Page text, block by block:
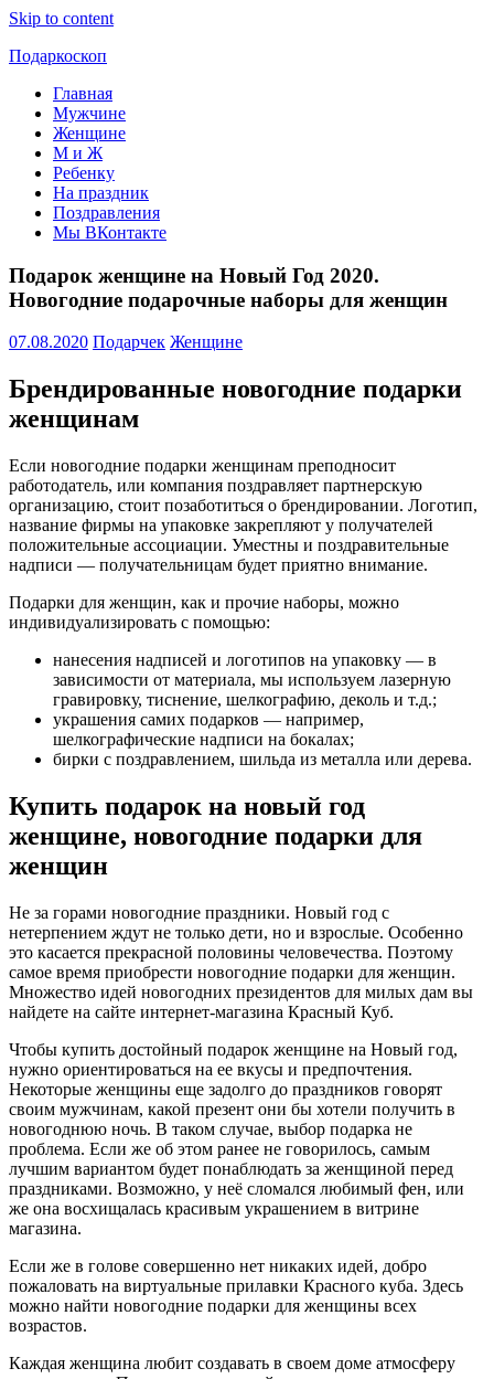
Skip to content
Подаркоскоп
Поможем
выбрать
подарить
Главная
Мужчине
Женщине
М и Ж
Ребенку
На праздник
Поздравления
Мы ВКонтакте
Подарок женщине на Новый Год 2020.
Новогодние подарочные наборы для женщин
07.08.2020 Подарчек Женщине
Брендированные новогодние подарки
женщинам
Если новогодние подарки женщинам преподносит
работодатель, или компания поздравляет партнерскую
организацию, стоит позаботиться о брендировании. Логотип,
название фирмы на упаковке закрепляют у получателей
положительные ассоциации. Уместны и поздравительные
надписи — получательницам будет приятно внимание.
Подарки для женщин, как и прочие наборы, можно
индивидуализировать с помощью:
нанесения надписей и логотипов на упаковку — в
зависимости от материала, мы используем лазерную
гравировку, тиснение, шелкографию, деколь и т.д.;
украшения самих подарков — например,
шелкографические надписи на бокалах;
бирки с поздравлением, шильда из металла или дерева.
Купить подарок на новый год
женщине, новогодние подарки для
женщин
Не за горами новогодние праздники. Новый год с
нетерпением ждут не только дети, но и взрослые. Особенно
это касается прекрасной половины человечества. Поэтому
самое время приобрести новогодние подарки для женщин.
Множество идей новогодних президентов для милых дам вы
найдете на сайте интернет-магазина Красный Куб.
Чтобы купить достойный подарок женщине на Новый год,
нужно ориентироваться на ее вкусы и предпочтения.
Некоторые женщины еще задолго до праздников говорят
своим мужчинам, какой презент они бы хотели получить в
новогоднюю ночь. В таком случае, выбор подарка не
проблема. Если же об этом ранее не говорилось, самым
лучшим вариантом будет понаблюдать за женщиной перед
праздниками. Возможно, у неё сломался любимый фен, или
же она восхищалась красивым украшением в витрине
магазина.
Если же в голове совершенно нет никаких идей, добро
пожаловать на виртуальные прилавки Красного куба. Здесь
можно найти новогодние подарки для женщины всех
возрастов.
Каждая женщина любит создавать в своем доме атмосферу